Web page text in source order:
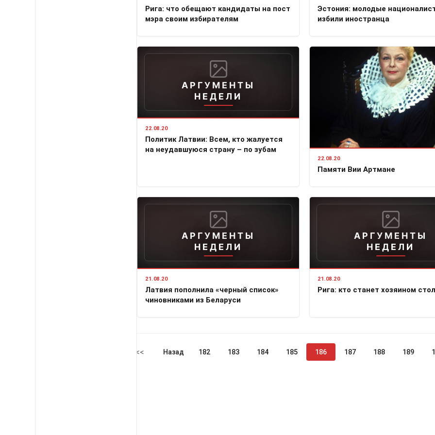
Рига: что обещают кандидаты на пост
мэра своим избирателям
Эстония: молодые
избили иностранца
АРГУМЕНТЫ
НЕДЕЛИ
22.08.20
Политик Латвии: Всем, кто жалуется
на неудавшуюся страну – по зубам
22.08.20
Памяти Вии Артмане
АРГУМЕНТЫ
НЕДЕЛИ
21.08.20
Латвия пополнила «черный список»
чиновниками из Беларуси
АРГУМЕНТЫ
НЕДЕЛИ
21.08.20
Рига: кто станет хозяином
<< Назад 182 183 184 185 186 187 188 189